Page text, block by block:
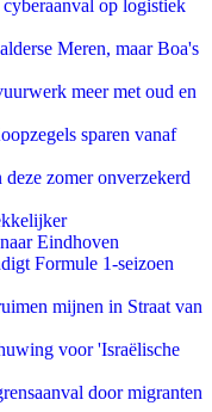
op logistiek
Meren, maar Boa's
meer met oud en
sparen vanaf
zomer onverzekerd
Eindhoven
Formule 1-seizoen
mijnen in Straat van
voor 'Israëlische
door migranten